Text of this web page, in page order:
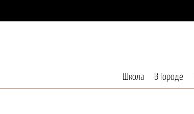
Школа В Городе